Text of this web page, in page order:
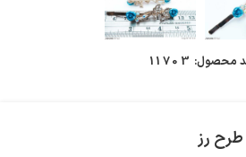
محصول: 11703
رز